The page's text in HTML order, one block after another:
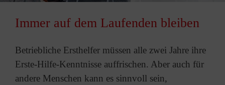
Immer auf dem Laufenden bleiben
Betriebliche Ersthelfer müssen alle zwei Jahre ihre
Erste-Hilfe-Kenntnisse auffrischen. Aber auch für
andere Menschen kann es sinnvoll sein,